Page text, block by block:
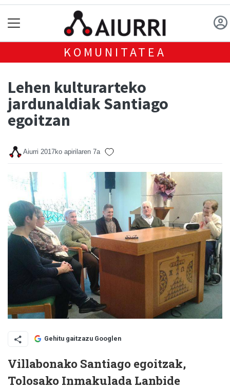
KOMUNITATEA
Lehen kulturarteko
jardunaldiak Santiago
egoitzan
Aiurri 2017ko apirilaren 7a
Gehitu gaitzazu Googlen
Villabonako Santiago egoitzak,
Tolosako Inmakulada Lanbide